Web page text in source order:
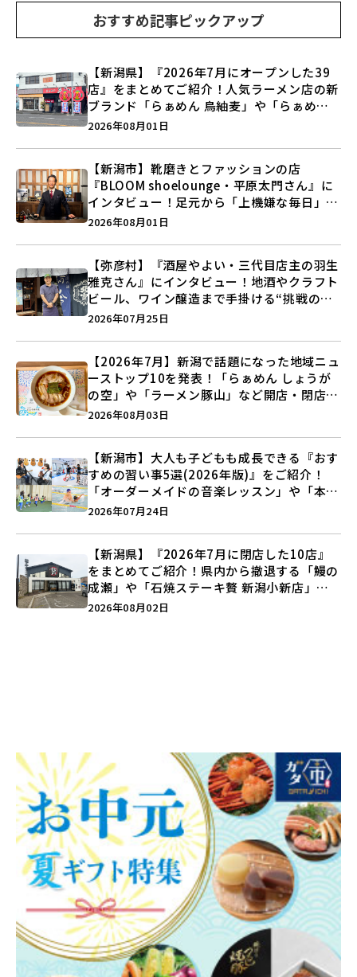
おすすめ記事ピックアップ
【新潟県】『2026年7月にオープンした39
店』をまとめてご紹介！人気ラーメン店の新
ブランド「らぁめん 鳥紬麦」や「らぁめん
しょうがの空」など盛りだくさん♪
2026年08月01日
【新潟市】靴磨きとファッションの店
『BLOOM shoelounge・平原太門さん』に
インタビュー！足元から「上機嫌な毎日」を
つくる装いの提案とは？
2026年08月01日
【弥彦村】『酒屋やよい・三代目店主の羽生
雅克さん』にインタビュー！地酒やクラフト
ビール、ワイン醸造まで手掛ける“挑戦の歴
史”に迫る♪
2026年07月25日
【2026年7月】新潟で話題になった地域ニュ
ーストップ10を発表！「らぁめん しょうが
の空」や「ラーメン豚山」など開店・閉店の
注目記事をランキングでご紹介♪
2026年08月03日
【新潟市】大人も子どもも成長できる『おす
すめの習い事5選(2026年版)』をご紹介！
「オーダーメイドの音楽レッスン」や「本格
キックボクシング」で新しい自分を見つけよ
2026年07月24日
【新潟県】『2026年7月に閉店した10店』
をまとめてご紹介！県内から撤退する「鰻の
成瀬」や「石焼ステーキ贅 新潟小新店」が
営業に幕…。
2026年08月02日